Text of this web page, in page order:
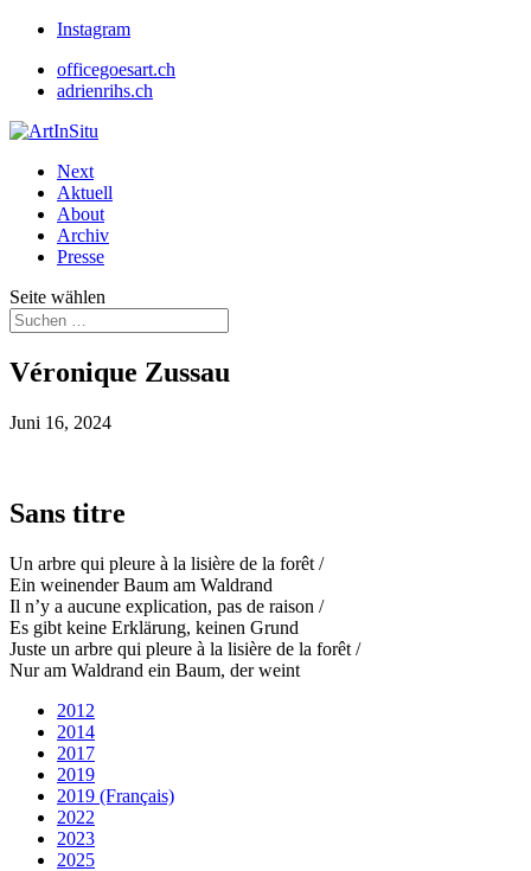
Instagram
officegoesart.ch
adrienrihs.ch
Next
Aktuell
About
Archiv
Presse
Seite wählen
Véronique Zussau
Juni 16, 2024
Sans titre
Un arbre qui pleure à la lisière de la forêt /
Ein weinender Baum am Waldrand
Il n’y a aucune explication, pas de raison /
Es gibt keine Erklärung, keinen Grund
Juste un arbre qui pleure à la lisière de la forêt /
Nur am Waldrand ein Baum, der weint
2012
2014
2017
2019
2019 (Français)
2022
2023
2025